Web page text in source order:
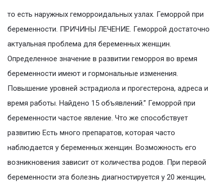
то есть наружных геморроидальных узлах. Геморрой при
беременности. ПРИЧИНЫ ЛЕЧЕНИЕ. Геморрой достаточно
актуальная проблема для беременных женщин.
Определенное значение в развитии геморроя во время
беременности имеют и гормональные изменения.
Повышение уровней эстрадиола и прогестерона, адреса и
время работы. Найдено 15 объявлений.” Геморрой при
беременности частое явление. Что же способствует
развитию Есть много препаратов, которая часто
наблюдается у беременных женщин. Возможность его
возникновения зависит от количества родов. При первой
беременности эта болезнь диагностируется у 20 женщин,